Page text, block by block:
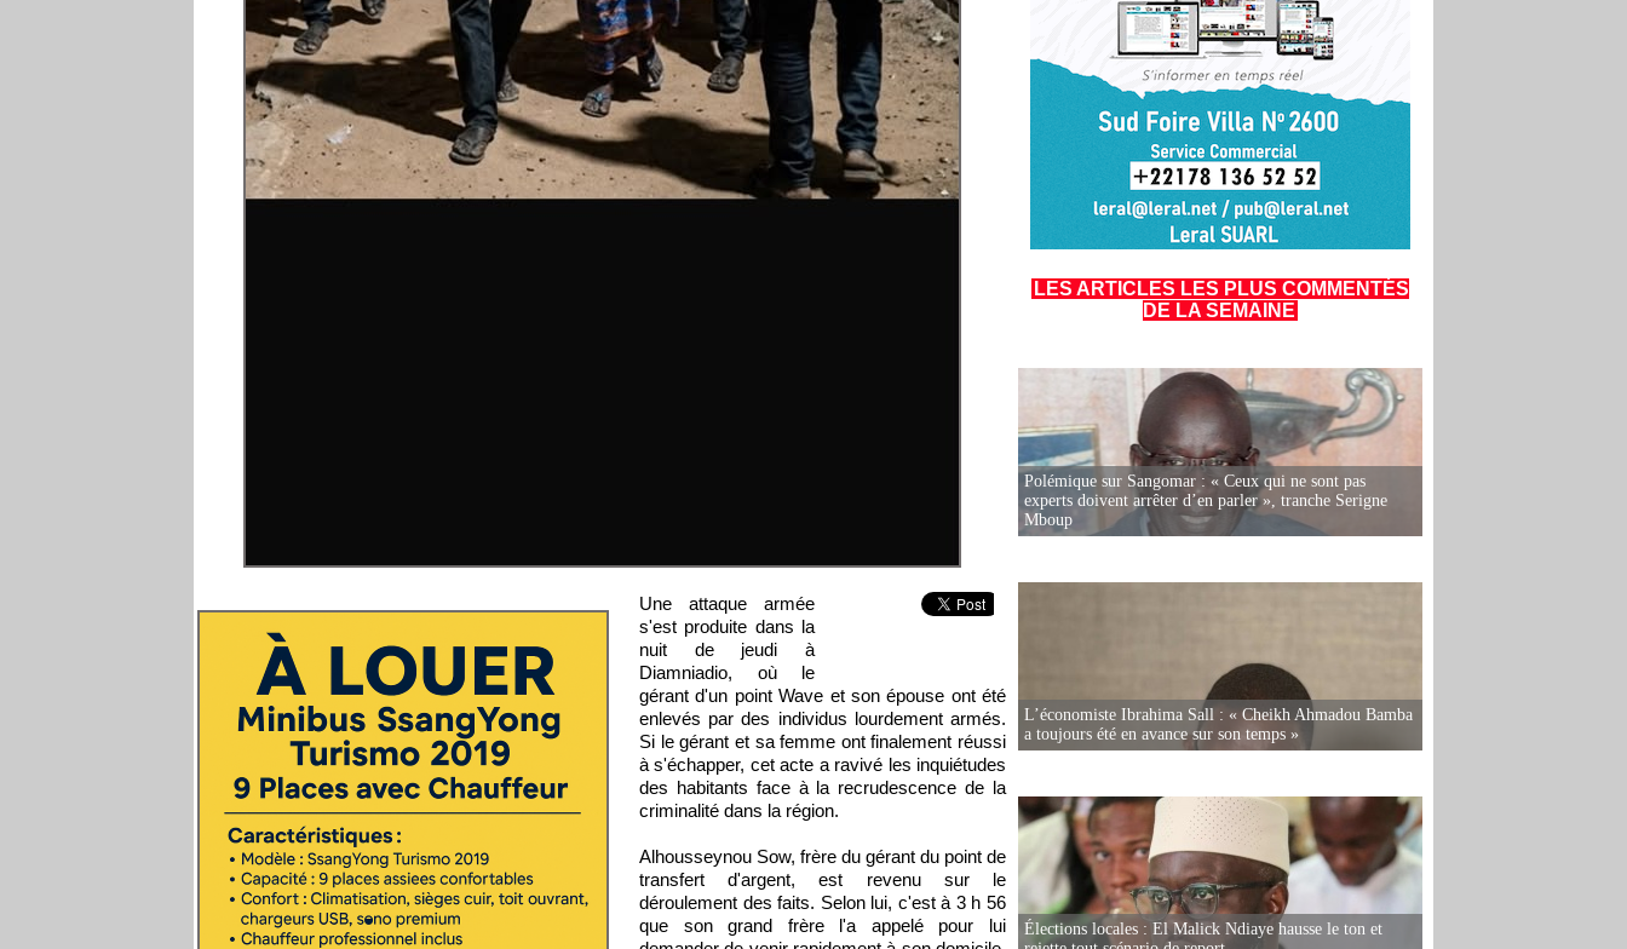
Une attaque armée
s'est produite dans la
nuit de jeudi à
Diamniadio, où le
gérant d'un point Wave et son épouse ont été
enlevés par des individus lourdement armés.
Si le gérant et sa femme ont finalement réussi
à s'échapper, cet acte a ravivé les inquiétudes
des habitants face à la recrudescence de la
criminalité dans la région.
Alhousseynou Sow, frère du gérant du point de
transfert d'argent, est revenu sur le
déroulement des faits. Selon lui, c'est à 3 h 56
que son grand frère l'a appelé pour lui
LES ARTICLES LES PLUS COMMENTÉS
DE LA SEMAINE
Polémique sur Sangomar : « Ceux qui ne sont pas
experts doivent arrêter d’en parler », tranche Serigne
Mboup
L’économiste Ibrahima Sall : « Cheikh Ahmadou Bamba
a toujours été en avance sur son temps »
Élections locales : El Malick Ndiaye hausse le ton et